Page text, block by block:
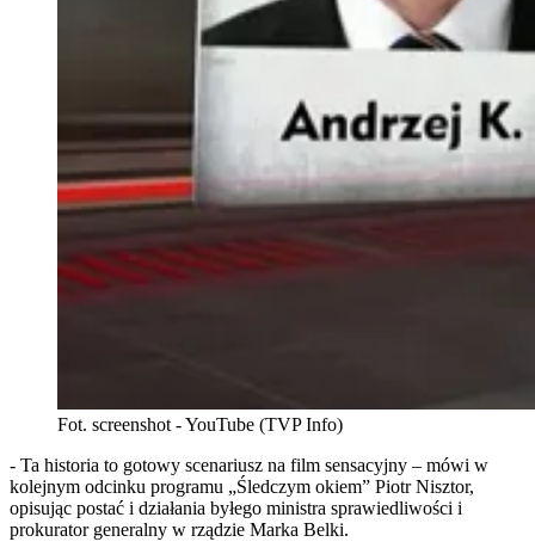
Fot. screenshot - YouTube (TVP Info)
- Ta historia to gotowy scenariusz na film sensacyjny – mówi w
kolejnym odcinku programu „Śledczym okiem” Piotr Nisztor,
opisując postać i działania byłego ministra sprawiedliwości i
prokurator generalny w rządzie Marka Belki.